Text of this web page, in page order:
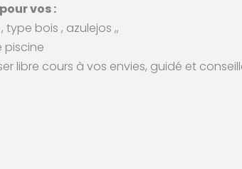
vos :
, type bois , azulejos ,,
piscine
libre cours à vos envies, guidé et